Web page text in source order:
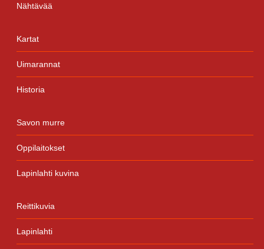
Nähtävää
Kartat
Uimarannat
Historia
Savon murre
Oppilaitokset
Lapinlahti kuvina
Reittikuvia
Lapinlahti